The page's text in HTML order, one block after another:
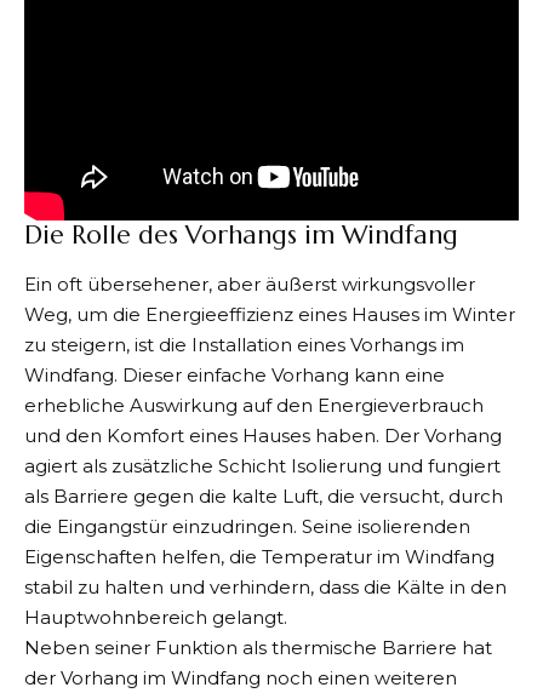
Die Rolle des Vorhangs im Windfang
Ein oft übersehener, aber äußerst wirkungsvoller
Weg, um die Energieeffizienz eines Hauses im Winter
zu steigern, ist die Installation eines Vorhangs im
Windfang. Dieser einfache Vorhang kann eine
erhebliche Auswirkung auf den Energieverbrauch
und den Komfort eines Hauses haben. Der Vorhang
agiert als zusätzliche Schicht Isolierung und fungiert
als Barriere gegen die kalte Luft, die versucht, durch
die Eingangstür einzudringen. Seine isolierenden
Eigenschaften helfen, die Temperatur im Windfang
stabil zu halten und verhindern, dass die Kälte in den
Hauptwohnbereich gelangt.
Neben seiner Funktion als thermische Barriere hat
der Vorhang im Windfang noch einen weiteren